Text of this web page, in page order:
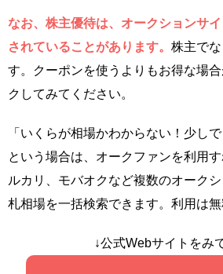
なお、株主優待は、オークションサイ
されていることがあります。 株主で
す。クーポンを使うよりもお得な場
クしてみてください。
「いくらが相場かわからない！少し
という場合は、オークファンを利用
ルカリ、モバオクなど複数のオーク
札相場を一括検索できます。利用は無
↓公式Webサイトをみ